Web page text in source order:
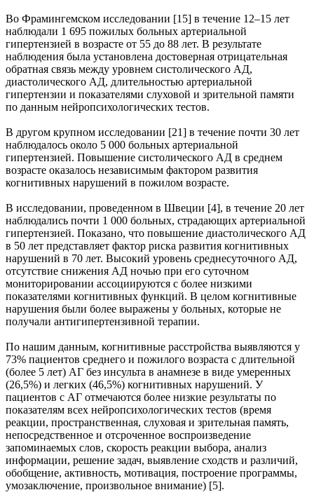
Во Фрамингемском исследовании [15] в течение 12–15 лет
наблюдали 1 695 пожилых больных артериальной
гипертензией в возрасте от 55 до 88 лет. В результате
наблюдения была установлена достоверная отрицательная
обратная связь между уровнем систолического АД,
диастолического АД, длительностью артериальной
гипертензии и показателями слуховой и зрительной памяти
по данным нейропсихологических тестов.
В другом крупном исследовании [21] в течение почти 30 лет
наблюдалось около 5 000 больных артериальной
гипертензией. Повышение систолического АД в среднем
возрасте оказалось независимым фактором развития
когнитивных нарушений в пожилом возрасте.
В исследовании, проведенном в Швеции [4], в течение 20 лет
наблюдались почти 1 000 больных, страдающих артериальной
гипертензией. Показано, что повышение диастолического АД
в 50 лет представляет фактор риска развития когнитивных
нарушений в 70 лет. Высокий уровень среднесуточного АД,
отсутствие снижения АД ночью при его суточном
мониторировании ассоциируются с более низкими
показателями когнитивных функций. В целом когнитивные
нарушения были более выражены у больных, которые не
получали антигипертензивной терапии.
По нашим данным, когнитивные расстройства выявляются у
73% пациентов среднего и пожилого возраста с длительной
(более 5 лет) АГ без инсульта в анамнезе в виде умеренных
(26,5%) и легких (46,5%) когнитивных нарушений. У
пациентов с АГ отмечаются более низкие результаты по
показателям всех нейропсихологических тестов (время
реакции, пространственная, слуховая и зрительная память,
непосредственное и отсроченное воспроизведение
запоминаемых слов, скорость реакции выбора, анализ
информации, решение задач, выявление сходств и различий,
обобщение, активность, мотивация, построение программы,
умозаключение, произвольное внимание) [5].